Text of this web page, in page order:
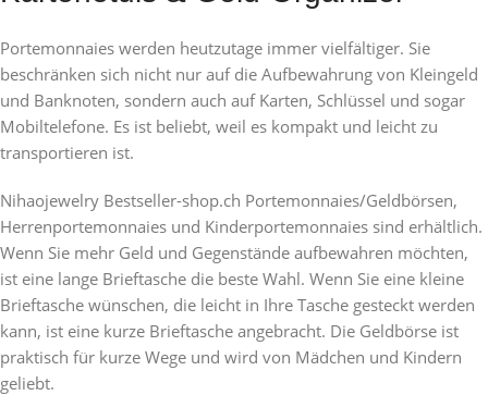
Portemonnaies werden heutzutage immer vielfältiger. Sie
beschränken sich nicht nur auf die Aufbewahrung von Kleingeld
und Banknoten, sondern auch auf Karten, Schlüssel und sogar
Mobiltelefone. Es ist beliebt, weil es kompakt und leicht zu
transportieren ist.
Nihaojewelry Bestseller-shop.ch Portemonnaies/Geldbörsen,
Herrenportemonnaies und Kinderportemonnaies sind erhältlich.
Wenn Sie mehr Geld und Gegenstände aufbewahren möchten,
ist eine lange Brieftasche die beste Wahl. Wenn Sie eine kleine
Brieftasche wünschen, die leicht in Ihre Tasche gesteckt werden
kann, ist eine kurze Brieftasche angebracht. Die Geldbörse ist
praktisch für kurze Wege und wird von Mädchen und Kindern
geliebt.